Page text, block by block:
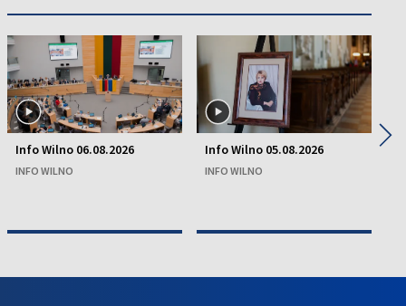
Info Wilno 06.08.2026
INFO WILNO
Info Wilno 05.08.2026
INFO WILNO
▶